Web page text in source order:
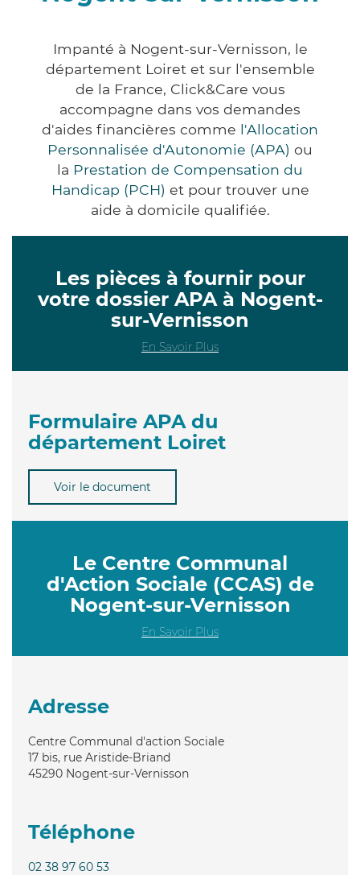
Impanté à Nogent-sur-Vernisson, le
département Loiret et sur l'ensemble
de la France, Click&Care vous
accompagne dans vos demandes
d'aides financières comme l'Allocation
Personnalisée d'Autonomie (APA) ou
la Prestation de Compensation du
Handicap (PCH) et pour trouver une
aide à domicile qualifiée.
Les pièces à fournir pour
votre dossier APA à Nogent-
sur-Vernisson
En Savoir Plus
Formulaire APA du
département Loiret
Voir le document
Le Centre Communal
d'Action Sociale (CCAS) de
Nogent-sur-Vernisson
En Savoir Plus
Adresse
Centre Communal d'action Sociale
17 bis, rue Aristide-Briand
45290 Nogent-sur-Vernisson
Téléphone
02 38 97 60 53